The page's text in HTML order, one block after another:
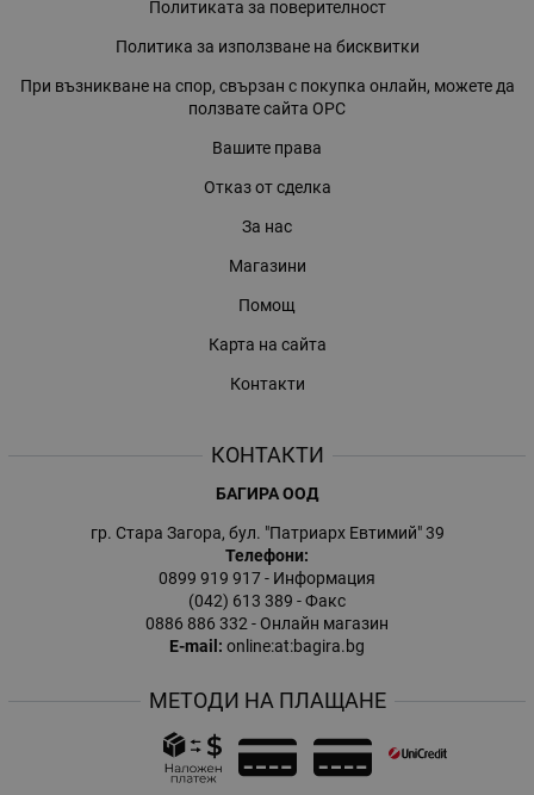
Политиката за поверителност
Политика за използване на бисквитки
При възникване на спор, свързан с покупка онлайн, можете да
ползвате сайта ОРС
Вашите права
Отказ от сделка
За нас
Магазини
Помощ
Карта на сайта
Контакти
КОНТАКТИ
БАГИРА ООД
гр. Стара Загора, бул. "Патриарх Евтимий" 39
Телефони:
0899 919 917- Информация
(042) 613 389 - Факс
0886 886 332 - Онлайн магазин
E-mail: online:at:bagira.bg
МЕТОДИ НА ПЛАЩАНЕ